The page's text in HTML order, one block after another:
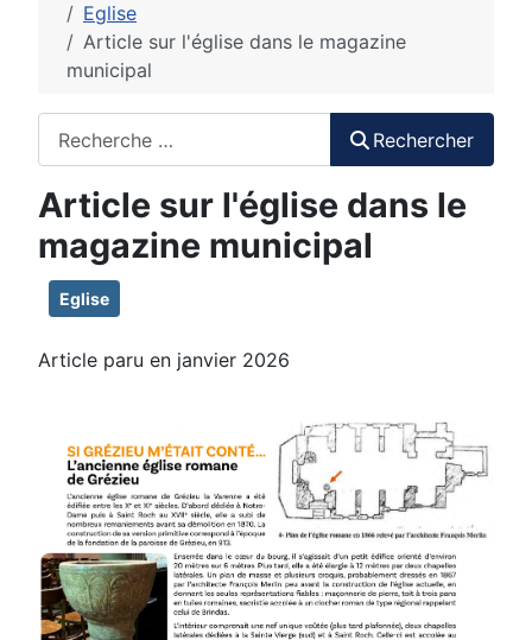
Eglise
Article sur l'église dans le magazine
municipal
Rechercher
Article sur l'église dans le
magazine municipal
Eglise
Article paru en janvier 2026